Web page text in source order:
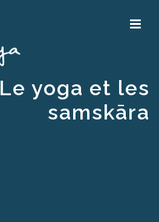
Le yoga et les
samskāra